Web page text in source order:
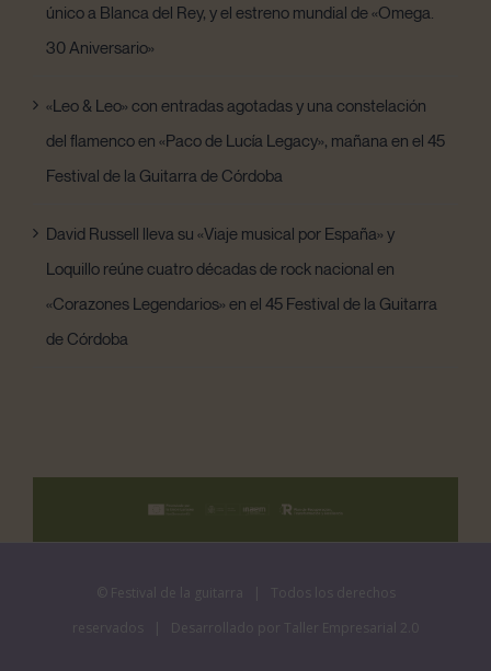
único a Blanca del Rey, y el estreno mundial de «Omega.
30 Aniversario»
«Leo & Leo» con entradas agotadas y una constelación
del flamenco en «Paco de Lucía Legacy», mañana en el 45
Festival de la Guitarra de Córdoba
David Russell lleva su «Viaje musical por España» y
Loquillo reúne cuatro décadas de rock nacional en
«Corazones Legendarios» en el 45 Festival de la Guitarra
de Córdoba
© Festival de la guitarra
| Todos los derechos
reservados | Desarrollado por Taller Empresarial 2.0